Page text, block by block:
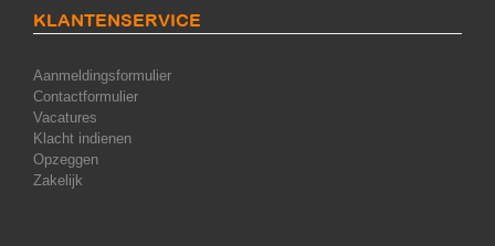
KLANTENSERVICE
Aanmeldingsformulier
Contactformulier
Vacatures
Klacht indienen
Opzeggen
Zakelijk